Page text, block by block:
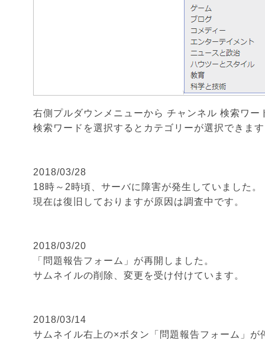
右側プルダウンメニューから チャンネル 検索ワー
検索ワードを選択するとカテゴリーが選択できま
2018/03/28
18時～2時頃、サーバに障害が発生していました。
現在は復旧しておりますが原因は調査中です。
2018/03/20
「問題報告フォーム」が再開しました。
サムネイルの削除、変更を受け付けています。
2018/03/14
サムネイル右上の×ボタン「問題報告フォーム」が